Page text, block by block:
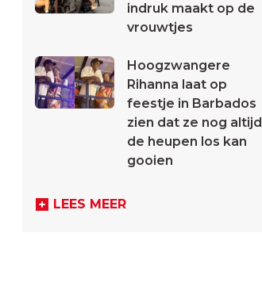
indruk maakt op de
vrouwtjes
Hoogzwangere
Rihanna laat op
feestje in Barbados
zien dat ze nog altijd
de heupen los kan
gooien
LEES MEER